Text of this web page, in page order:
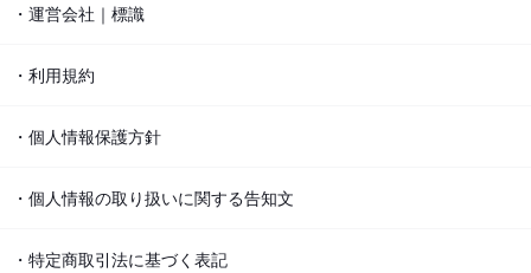
・運営会社｜標識
・利用規約
・個人情報保護方針
・個人情報の取り扱いに関する告知文
・特定商取引法に基づく表記